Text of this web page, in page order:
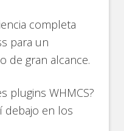
completa
para un
de gran alcance.
plugins WHMCS?
debajo en los